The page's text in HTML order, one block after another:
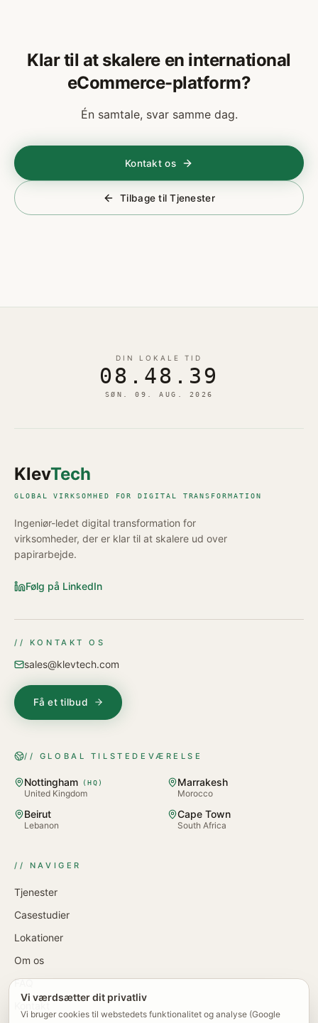
Klar til at skalere en international
eCommerce-platform?
Én samtale, svar samme dag.
Kontakt os
Tilbage til Tjenester
DIN LOKALE TID
08.48.39
SØN. 09. AUG. 2026
KlevTech
GLOBAL VIRKSOMHED FOR DIGITAL TRANSFORMATION
Ingeniør-ledet digital transformation for
virksomheder, der er klar til at skalere ud over
papirarbejde.
Følg på LinkedIn
// KONTAKT OS
sales@klevtech.com
Få et tilbud
// GLOBAL TILSTEDEVÆRELSE
Nottingham ( HQ )
United Kingdom
Marrakesh
Morocco
Beirut
Lebanon
Cape Town
South Africa
// NAVIGER
Tjenester
Casestudier
Lokationer
Om os
FAQ
Vi værdsætter dit privatliv
Vi bruger cookies til webstedets funktionalitet og analyse (Google